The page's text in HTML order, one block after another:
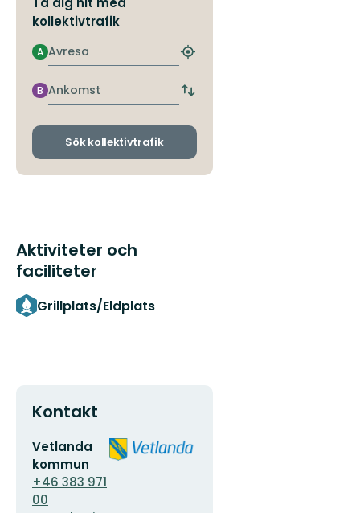
kollektivtrafik
Avresa
A
Hitta
hållplats
Ankomst
B
Byt
och
Sök kollektivtrafik
Aktiviteter och
faciliteter
Grillplats/Eldplats
Kontakt
E-
postadress
Vetlanda
kommun
+46 383 971
00
Organisationens
logotyp